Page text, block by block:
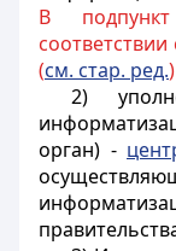
В
(см. стар. ред.)
2)
орган) -